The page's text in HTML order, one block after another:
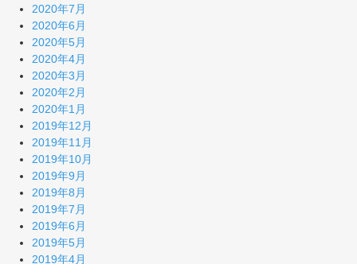
2020年7月
2020年6月
2020年5月
2020年4月
2020年3月
2020年2月
2020年1月
2019年12月
2019年11月
2019年10月
2019年9月
2019年8月
2019年7月
2019年6月
2019年5月
2019年4月